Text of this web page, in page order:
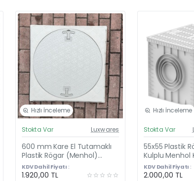
Hızlı İnceleme
Yeni Ürün
Stokta Var Luxwares
600 mm Kare El Tutamaklı
Plastik Rögar (Menhol)
Kapağı – Kare Çerçeveli
Yuvarlak Kapak
KDV Dahil Fiyatı :
1.920,00 TL
Hızlı İnceleme
Stokta Var
55x55 Plastik
Kulplu Menhol
Model
KDV Dahil Fiyatı :
2.000,00 TL